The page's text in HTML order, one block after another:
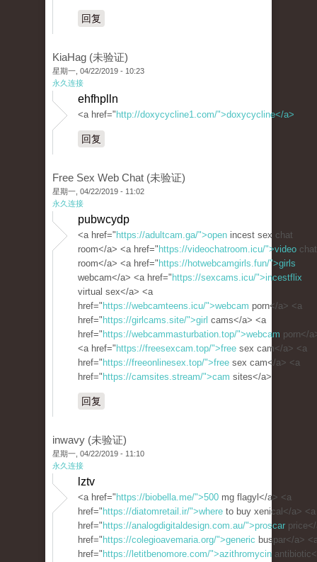
回复
KiaHag (未验证)
星期一, 04/22/2019 - 10:23
永久连接
ehfhplln
<a href=" http://doxycycline1.com/">doxycycline</a>
回复
Free Sex Web Chat (未验证)
星期一, 04/22/2019 - 11:02
永久连接
pubwcydp
<a href=" https://adultcam.ga/">open incest sex chat
room</a> <a href=" https://videochatroom.icu/">video chat
room</a> <a href=" https://hotwebcamgirls.fun/">girls
webcam</a> <a href=" https://sexcams.icu/">incestflix
virtual sex</a> <a
href=" https://webcamteens.icu/">webcam porn</a> <a
href=" https://girlcams.site/">girl cams</a> <a
href=" https://webcammasturbation.top/">webcam porn</
<a href=" https://freesexcam.top/">free sex cam</a> <a
href=" https://freeonlinesex.top/">free sex cam</a> <a
href=" https://camsites.stream/">cam sites</a>
回复
inwavy (未验证)
星期一, 04/22/2019 - 11:10
永久连接
lztv
<a href=" https://biobella.me/">500 mg flagyl</a> <a
href=" https://diatomretail.ir/">where to buy xenical</a> <a
href=" https://analogdigitaldesign.com.au/">proscar
href=" https://colegioavemaria.org/">generic buspar</a>
href=" https://letitbenomore.com/">azithromycin